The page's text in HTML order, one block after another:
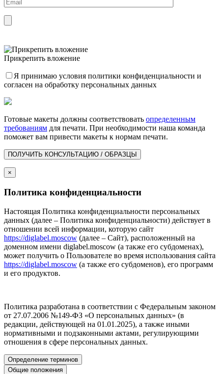
Прикрепить вложение
Я принимаю условия политики конфиденциальности и
согласен на обработку персональных данных
Готовые макеты должны соответствовать определенным
требованиям для печати. При необходимости наша команда
поможет вам привести макеты к нормам печати.
×
Политика конфиденциальности
Настоящая Политика конфиденциальности персональных
данных (далее – Политика конфиденциальности) действует в
отношении всей информации, которую сайт
https://diglabel.moscow (далее – Сайт), расположенный на
доменном имени diglabel.moscow (а также его субдоменах),
может получить о Пользователе во время использования сайта
https://diglabel.moscow (а также его субдоменов), его программ
и его продуктов.
Политика разработана в соответствии с Федеральным законом
от 27.07.2006 №149-ФЗ «О персональных данных» (в
редакции, действующей на 01.01.2025), а также иными
нормативными и подзаконными актами, регулирующими
отношения в сфере персональных данных.
Определение терминов
Общие положения